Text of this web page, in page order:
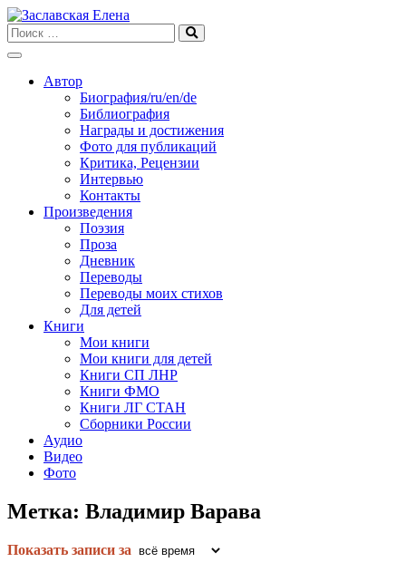
Skip
to
content
Автор
Биография/ru/en/de
Библиография
Награды и достижения
Фото для публикаций
Критика, Рецензии
Интервью
Контакты
Произведения
Поэзия
Проза
Дневник
Переводы
Переводы моих стихов
Для детей
Книги
Мои книги
Мои книги для детей
Книги СП ЛНР
Книги ФМО
Книги ЛГ СТАН
Сборники России
Аудио
Видео
Фото
Метка: Владимир Варава
Показать записи за